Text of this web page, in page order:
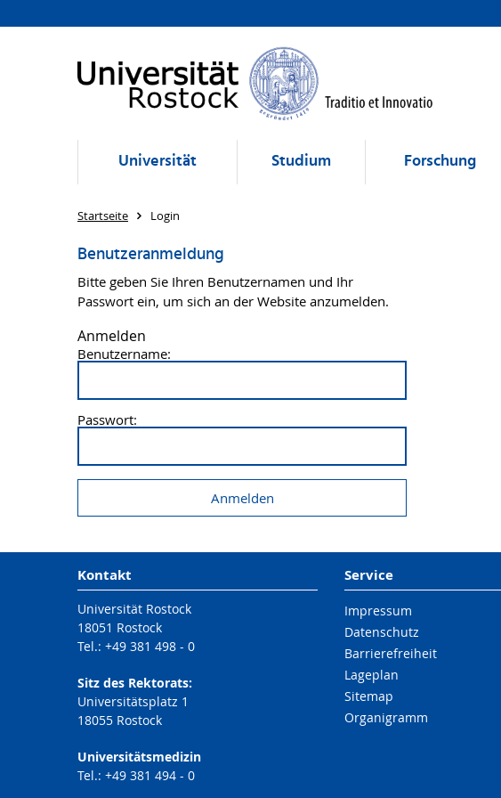
Universität Studium Forschung
Startseite Login
Benutzeranmeldung
Bitte geben Sie Ihren Benutzernamen und Ihr
Passwort ein, um sich an der Website anzumelden.
Anmelden
Benutzername:
Passwort:
Kontakt
Universität Rostock
18051 Rostock
Tel.: +49 381 498 - 0
Sitz des Rektorats:
Universitätsplatz 1
18055 Rostock
Universitätsmedizin
Tel.: +49 381 494 - 0
Service
Impressum
Datenschutz
Barrierefreiheit
Lageplan
Sitemap
Organigramm